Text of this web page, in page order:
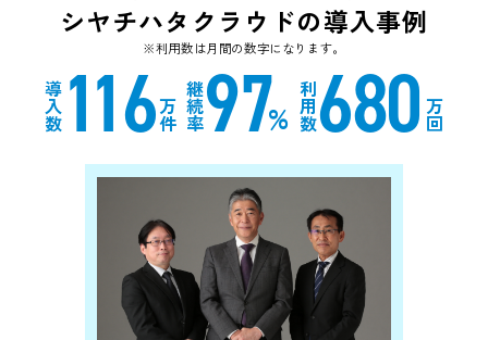
シヤチハタクラウドの導入事例
※利用数は月間の数字になります。
導
入
数 116万
件
継
続
率97%
利
用
数680 万
回